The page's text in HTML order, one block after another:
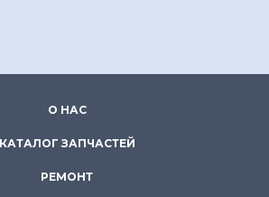
О НАС
КАТАЛОГ ЗАПЧАСТЕЙ
РЕМОНТ